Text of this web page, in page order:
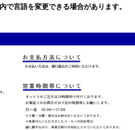
で言語を変更できる場合があります。